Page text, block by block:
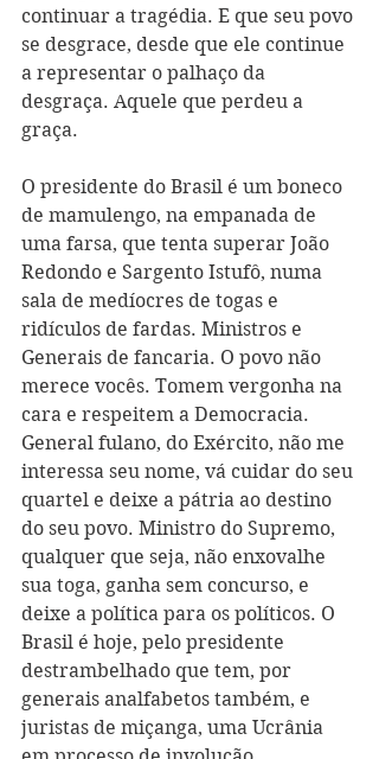
continuar a tragédia. E que seu povo
se desgrace, desde que ele continue
a representar o palhaço da
desgraça. Aquele que perdeu a
graça.
O presidente do Brasil é um boneco
de mamulengo, na empanada de
uma farsa, que tenta superar João
Redondo e Sargento Istufô, numa
sala de medíocres de togas e
ridículos de fardas. Ministros e
Generais de fancaria. O povo não
merece vocês. Tomem vergonha na
cara e respeitem a Democracia.
General fulano, do Exército, não me
interessa seu nome, vá cuidar do seu
quartel e deixe a pátria ao destino
do seu povo. Ministro do Supremo,
qualquer que seja, não enxovalhe
sua toga, ganha sem concurso, e
deixe a política para os políticos. O
Brasil é hoje, pelo presidente
destrambelhado que tem, por
generais analfabetos também, e
juristas de miçanga, uma Ucrânia